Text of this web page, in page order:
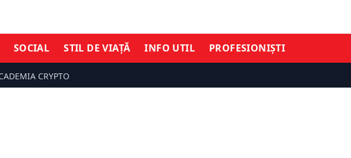
SOCIAL STIL DE VIAȚĂ INFO UTIL PROFESIONIȘTI
CRYPTO